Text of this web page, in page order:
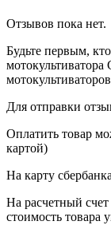
Отзывов пока нет.
Будьте первым,
Для отправки
Оплатить товар
картой)
На карту
На расчетный
стоимость товара